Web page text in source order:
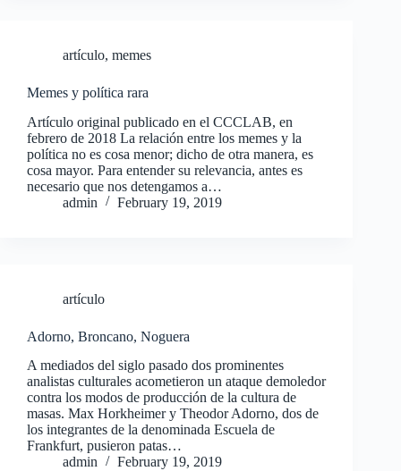
artículo, memes
Memes y política rara
Artículo original publicado en el CCCLAB, en
febrero de 2018 La relación entre los memes y la
política no es cosa menor; dicho de otra manera, es
cosa mayor. Para entender su relevancia, antes es
necesario que nos detengamos a…
admin
February 19, 2019
artículo
Adorno, Broncano, Noguera
A mediados del siglo pasado dos prominentes
analistas culturales acometieron un ataque demoledor
contra los modos de producción de la cultura de
masas. Max Horkheimer y Theodor Adorno, dos de
los integrantes de la denominada Escuela de
Frankfurt, pusieron patas…
admin
February 19, 2019